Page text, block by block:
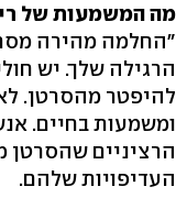
מה המשמעות של
"החלמה מהירה
הרגילה שלך. יש
להיפטר מהסרטן.
ומשמעות בחיים.
הרציניים שהסרטן
העדיפויות שלהם.